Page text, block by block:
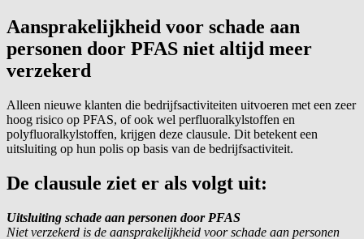
Aansprakelijkheid voor schade aan
personen door PFAS niet altijd meer
verzekerd
Alleen nieuwe klanten die bedrijfsactiviteiten uitvoeren met een zeer
hoog risico op PFAS, of ook wel perfluoralkylstoffen en
polyfluoralkylstoffen, krijgen deze clausule. Dit betekent een
uitsluiting op hun polis op basis van de bedrijfsactiviteit.
De clausule ziet er als volgt uit:
Uitsluiting schade aan personen door PFAS
Niet verzekerd is de aansprakelijkheid voor schade aan personen